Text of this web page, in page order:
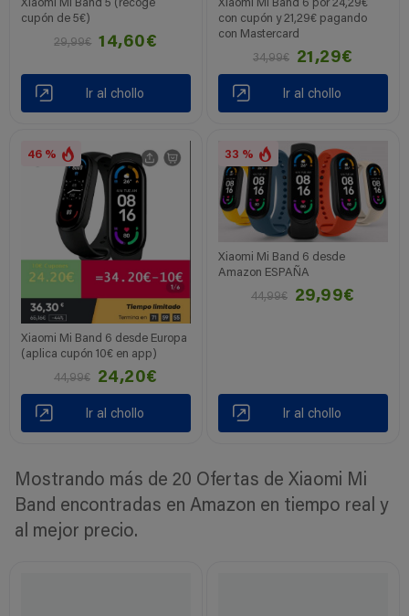
Xiaomi Mi Band 5 (recoge
cupón de 5€)
29,99€
14,60€
Ir al chollo
Xiaomi Mi Band 6 por 24,29€
con cupón y 21,29€ pagando
con Mastercard
34,99€
21,29€
Ir al chollo
46 %
Xiaomi Mi Band 6 desde Europa
(aplica cupón 10€ en app)
44,99€
24,20€
Ir al chollo
33 %
Xiaomi Mi Band 6 desde
Amazon ESPAÑA
44,99€
29,99€
Ir al chollo
Mostrando más de 20 Ofertas de Xiaomi Mi
Band encontradas en Amazon en tiempo real y
al mejor precio.